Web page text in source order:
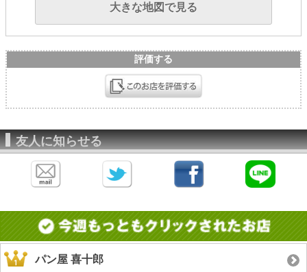
大きな地図で見る
評価する
友人に知らせる
パン屋 喜十郎